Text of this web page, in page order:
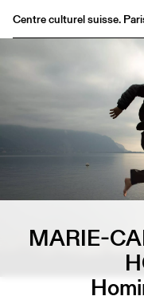
Centre culturel suisse.
Bookshop
Archives
Medias
About
/EN
MARIE-